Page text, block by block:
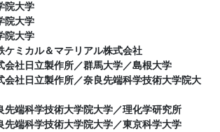
大学
大学
大学
カル＆マテリアル株式会社
日立製作所／群馬大学／島根大学
立製作所／奈良先端科学技術大学院大
端科学技術大学院大学／理化学研究所
科学技術大学院大学／東京科学大学